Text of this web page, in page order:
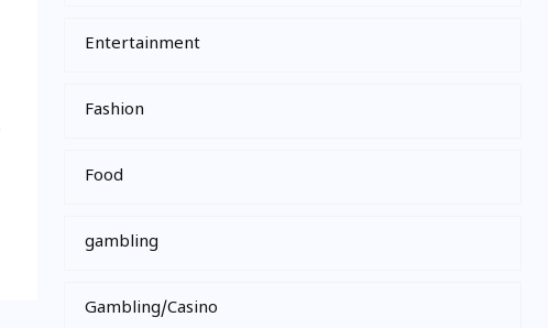
Entertainment
Fashion
Food
gambling
Gambling/Casino